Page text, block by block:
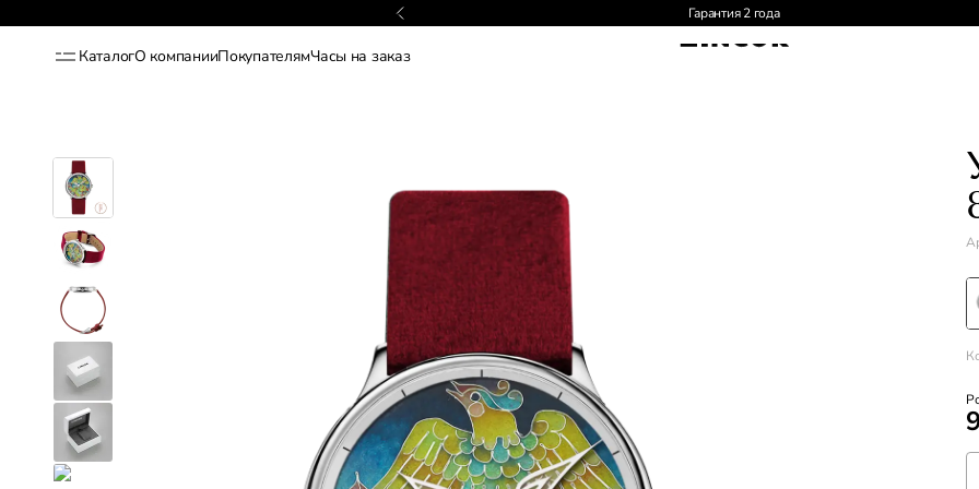
Доставка по России и СНГ
КаталогО компанииПокупателямЧасы на заказ